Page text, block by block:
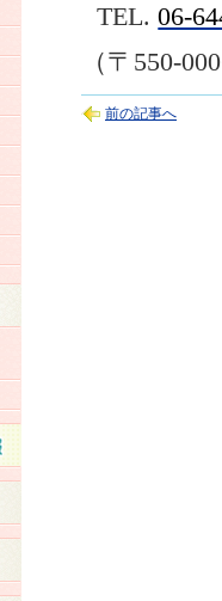
TEL.06-
（〒 550-
前の記事へ